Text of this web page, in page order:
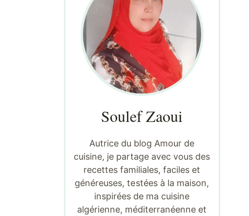
Soulef Zaoui
Autrice du blog Amour de
cuisine, je partage avec vous des
recettes familiales, faciles et
généreuses, testées à la maison,
inspirées de ma cuisine
algérienne, méditerranéenne et